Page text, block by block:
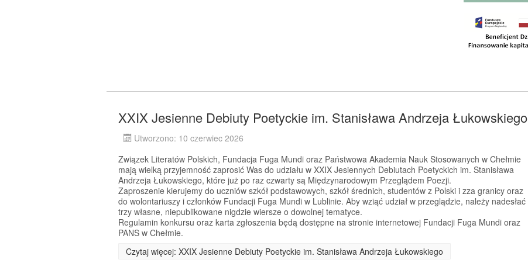
XXIX Jesienne Debiuty Poetyckie im. Stanisława Andrzeja Łukowskiego
Utworzono: 10 czerwiec 2026
Związek Literatów Polskich, Fundacja Fuga Mundi oraz Państwowa Akademia Nauk Stosowanych w Chełmie
mają wielką przyjemność zaprosić Was do udziału w XXIX Jesiennych Debiutach Poetyckich im. Stanisława
Andrzeja Łukowskiego, które już po raz czwarty są Międzynarodowym Przeglądem Poezji.
Zaproszenie kierujemy do uczniów szkół podstawowych, szkół średnich, studentów z Polski i zza granicy oraz
do wolontariuszy i członków Fundacji Fuga Mundi w Lublinie. Aby wziąć udział w przeglądzie, należy nadesłać
trzy własne, niepublikowane nigdzie wiersze o dowolnej tematyce.
Regulamin konkursu oraz karta zgłoszenia będą dostępne na stronie internetowej Fundacji Fuga Mundi oraz
PANS w Chełmie.
Czytaj więcej: XXIX Jesienne Debiuty Poetyckie im. Stanisława Andrzeja Łukowskiego